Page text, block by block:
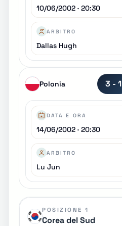
10/06/2002 · 20:30
ARBITRO
Dallas Hugh
Polonia 3 - 1
DATA E ORA
14/06/2002 · 20:30
ARBITRO
Lu Jun
POSIZIONE 1
Corea del Sud